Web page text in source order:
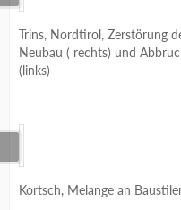
Trins, Nordtirol, Zerstörung
Neubau ( rechts) und
(links)
Kortsch, Melange an